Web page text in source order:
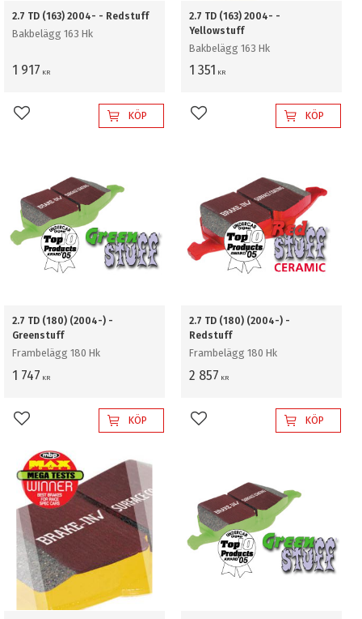
2.7 TD (163) 2004- - Redstuff
Bakbelägg 163 Hk
1 917 KR
Lägg till i favoriterKÖP
2.7 TD (163) 2004- -
Yellowstuff
Bakbelägg 163 Hk
1 351 KR
Lägg till i favoriterKÖP
2.7 TD (180) (2004-) -
Greenstuff
Frambelägg 180 Hk
1 747 KR
Lägg till i favoriterKÖP
2.7 TD (180) (2004-) -
Redstuff
Frambelägg 180 Hk
2 857 KR
Lägg till i favoriterKÖP